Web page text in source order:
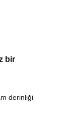
bir
derinliği